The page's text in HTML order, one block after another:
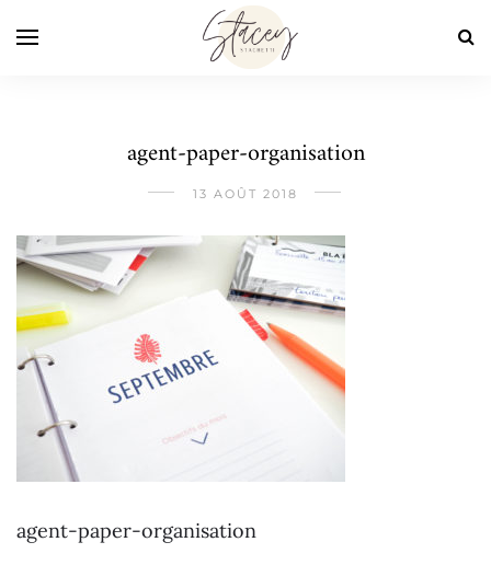
agent-paper-organisation
13 AOÛT 2018
agent-paper-organisation